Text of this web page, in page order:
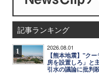
記事ランキング
1 2026.08.01
【熊本地震】"ク
房を設置しろ」と
引水の議論に批判